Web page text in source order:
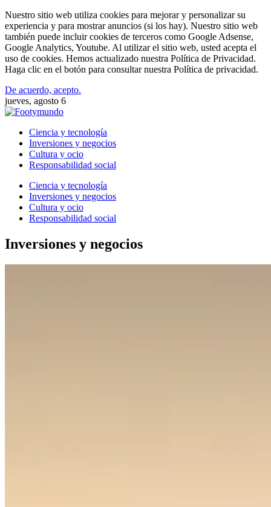
Nuestro sitio web utiliza cookies para mejorar y personalizar su
experiencia y para mostrar anuncios (si los hay). Nuestro sitio web
también puede incluir cookies de terceros como Google Adsense,
Google Analytics, Youtube. Al utilizar el sitio web, usted acepta el
uso de cookies. Hemos actualizado nuestra Política de Privacidad.
Haga clic en el botón para consultar nuestra Política de privacidad.
De acuerdo, acepto.
jueves, agosto 6
Ciencia y tecnología
Inversiones y negocios
Cultura y ocio
Responsabilidad social
Ciencia y tecnología
Inversiones y negocios
Cultura y ocio
Responsabilidad social
Inversiones y negocios